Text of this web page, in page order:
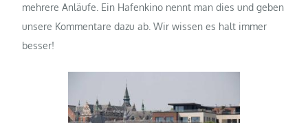
mehrere Anläufe. Ein Hafenkino nennt man dies und geben
unsere Kommentare dazu ab. Wir wissen es halt immer
besser!